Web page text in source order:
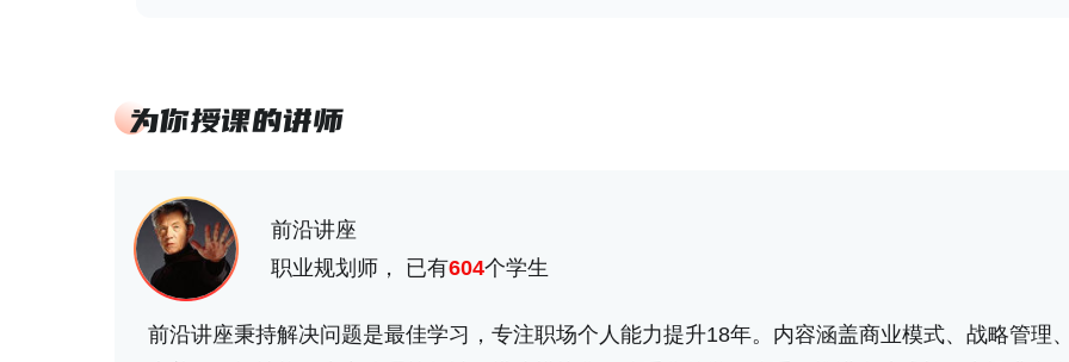
前沿讲座
职业规划师， 已有604个学生
前沿讲座秉持解决问题是最佳学习，专注职场个人能力提升18年。内容涵盖商业模式、战略管理